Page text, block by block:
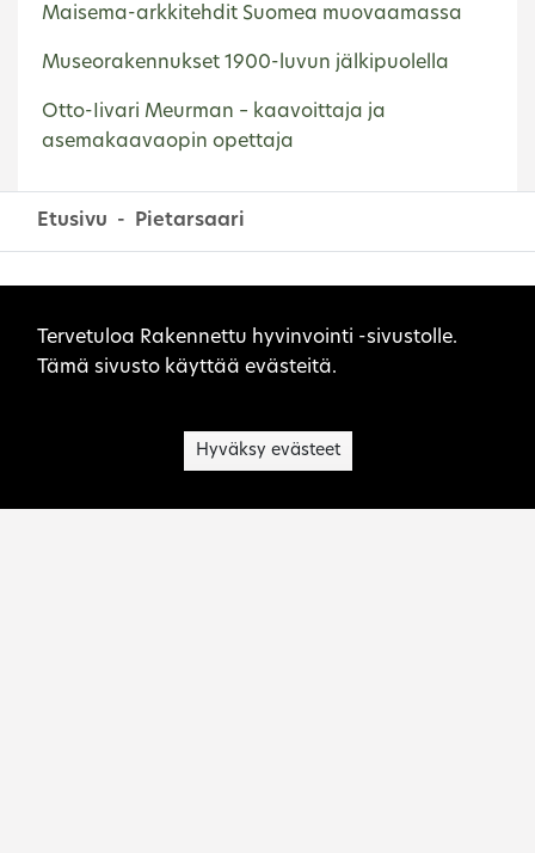
Maisema-arkkitehdit Suomea muovaamassa
Museorakennukset 1900-luvun jälkipuolella
Otto-Iivari Meurman – kaavoittaja ja
asemakaavaopin opettaja
Etusivu Pietarsaari
Sivuston evästeet
Tervetuloa Rakennettu hyvinvointi -sivustolle.
Tämä sivusto käyttää evästeitä.
Hyväksy evästeet